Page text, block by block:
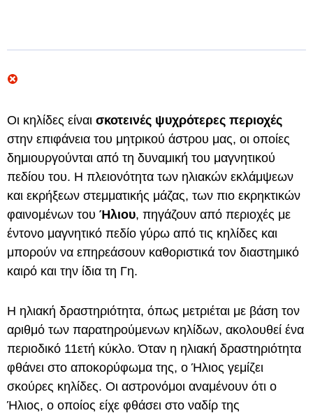
Οι κηλίδες είναι σκοτεινές ψυχρότερες περιοχές
στην επιφάνεια του μητρικού άστρου μας, οι οποίες
δημιουργούνται από τη δυναμική του μαγνητικού
πεδίου του. Η πλειονότητα των ηλιακών εκλάμψεων
και εκρήξεων στεμματικής μάζας, των πιο εκρηκτικών
φαινομένων του Ήλιου, πηγάζουν από περιοχές με
έντονο μαγνητικό πεδίο γύρω από τις κηλίδες και
μπορούν να επηρεάσουν καθοριστικά τον διαστημικό
καιρό και την ίδια τη Γη.
Η ηλιακή δραστηριότητα, όπως μετριέται με βάση τον
αριθμό των παρατηρούμενων κηλίδων, ακολουθεί ένα
περιοδικό 11ετή κύκλο. Όταν η ηλιακή δραστηριότητα
φθάνει στο αποκορύφωμα της, ο Ήλιος γεμίζει
σκούρες κηλίδες. Οι αστρονόμοι αναμένουν ότι ο
Ήλιος, ο οποίος είχε φθάσει στο ναδίρ της